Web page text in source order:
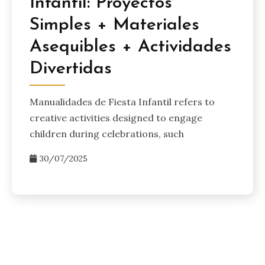
Simples + Materiales
Asequibles + Actividades
Divertidas
Manualidades de Fiesta Infantil refers to
creative activities designed to engage
children during celebrations, such
30/07/2025